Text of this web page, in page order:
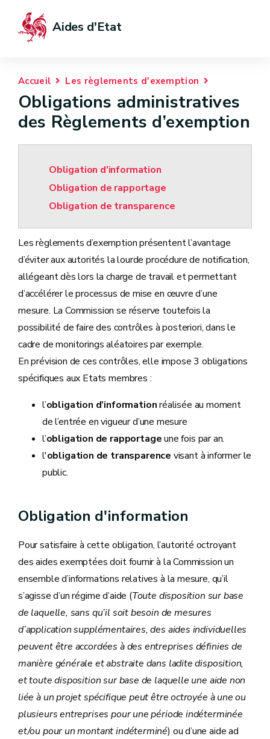
Aides d'Etat
Accueil Les règlements d'exemption
Obligations administratives
des Règlements d’exemption
Obligation d'information
Obligation de rapportage
Obligation de transparence
Les règlements d’exemption présentent l’avantage
d’éviter aux autorités la lourde procédure de notification,
allégeant dès lors la charge de travail et permettant
d’accélérer le processus de mise en œuvre d’une
mesure. La Commission se réserve toutefois la
possibilité de faire des contrôles à posteriori, dans le
cadre de monitorings aléatoires par exemple.
En prévision de ces contrôles, elle impose 3 obligations
spécifiques aux Etats membres :
l’obligation d’informationréalisée au moment
de l’entrée en vigueur d’une mesure
l’obligation de rapportageune fois par an.
l'obligation de transparence visant à informer le
public.
Obligation d'information
Pour satisfaire à cette obligation, l’autorité octroyant
des aides exemptées doit fournir à la Commission un
ensemble d’informations relatives à la mesure, qu’il
s’agisse d’un régime d’aide (Toute disposition sur base
de laquelle, sans qu’il soit besoin de mesures
d’application supplémentaires, des aides individuelles
peuvent être accordées à des entreprises définies de
manière générale et abstraite dans ladite disposition,
et toute disposition sur base de laquelle une aide non
liée à un projet spécifique peut être octroyée à une ou
plusieurs entreprises pour une période indéterminée
et/ou pour un montant indéterminé) ou d’une aide ad